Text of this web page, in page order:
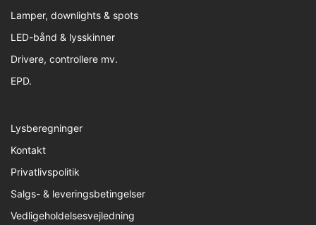
Lamper, downlights & spots
LED-bånd & lysskinner
Drivere, controllere mv.
EPD.
Lysberegninger
Kontakt
Privatlivspolitik
Salgs- & leveringsbetingelser
Vedligeholdelsesvejledning